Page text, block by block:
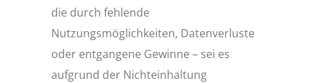
die durch fehlende
Nutzungsmöglichkeiten, Datenverluste
oder entgangene Gewinne – sei es
aufgrund der Nichteinhaltung